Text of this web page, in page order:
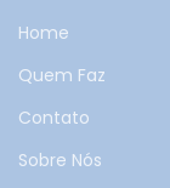
Home
Quem Faz
Contato
Sobre Nós